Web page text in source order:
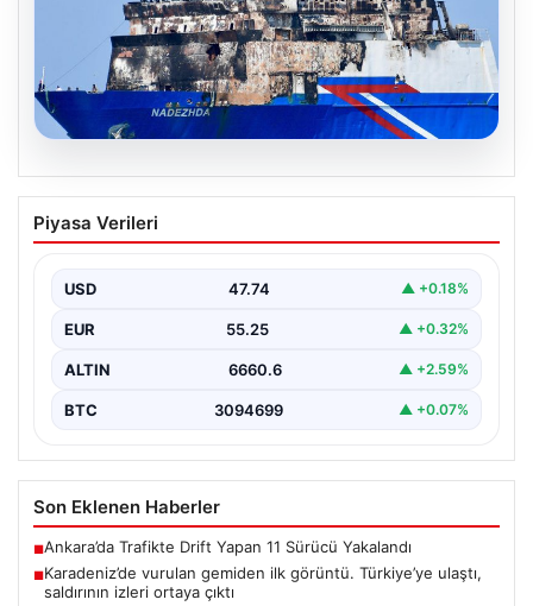
Karadeniz’de vurulan gemiden ilk
görüntü. Türkiye’ye ulaştı, saldırının
{ “title”: “Karadeniz’de vurulan gemiden ilk detaylar ve
Piyasa Verileri
USD 47.74 ▲ +0.18%
EUR 55.25 ▲ +0.32%
ALTIN 6660.6 ▲ +2.59%
BTC 3094699 ▲ +0.07%
Son Eklenen Haberler
■Ankara’da Trafikte Drift Yapan 11 Sürücü Yakalandı
■Karadeniz’de vurulan gemiden ilk görüntü. Türkiye’ye ulaştı,
saldırının izleri ortaya çıktı